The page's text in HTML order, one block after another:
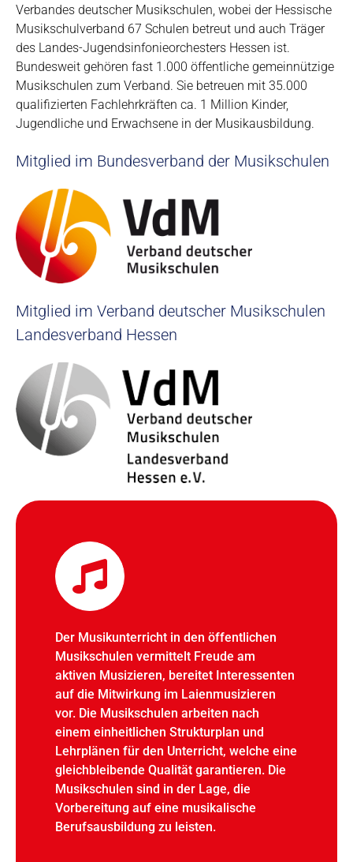
Verbandes deutscher Musikschulen, wobei der Hessische
Musikschulverband 67 Schulen betreut und auch Träger
des Landes-Jugendsinfonieorchesters Hessen ist.
Bundesweit gehören fast 1.000 öffentliche gemeinnützige
Musikschulen zum Verband. Sie betreuen mit 35.000
qualifizierten Fachlehrkräften ca. 1 Million Kinder,
Jugendliche und Erwachsene in der Musikausbildung.
Mitglied im Bundesverband der Musikschulen
Mitglied im Verband deutscher Musikschulen
Landesverband Hessen
Der Musikunterricht in den öffentlichen
Musikschulen vermittelt Freude am
aktiven Musizieren, bereitet Interessenten
auf die Mitwirkung im Laienmusizieren
vor. Die Musikschulen arbeiten nach
einem einheitlichen Strukturplan und
Lehrplänen für den Unterricht, welche eine
gleichbleibende Qualität garantieren. Die
Musikschulen sind in der Lage, die
Vorbereitung auf eine musikalische
Berufsausbildung zu leisten.